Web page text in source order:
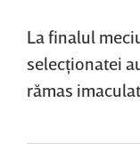
La finalul
selecţionatei
rămas